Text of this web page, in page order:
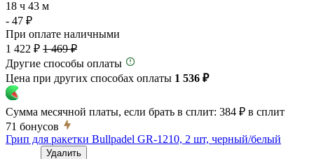
18 ч 43 м
- 47 ₽
При оплате наличными
1 422 ₽ 1 469 ₽
Другие способы оплаты
Цена при других способах оплаты 1 536 ₽
Сумма месячной платы, если брать в сплит: 384 ₽ в сплит
71 бонусов
Грип для ракетки Bullpadel GR-1210, 2 шт, черный/белый
Удалить